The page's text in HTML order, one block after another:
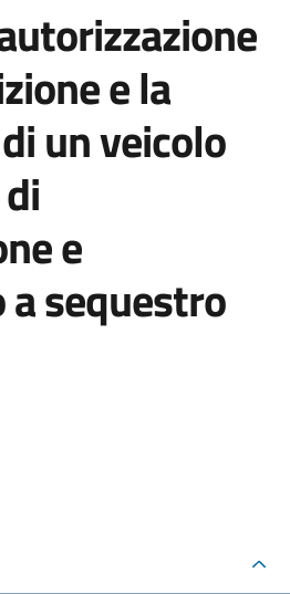
e la
un veicolo
e
sequestro